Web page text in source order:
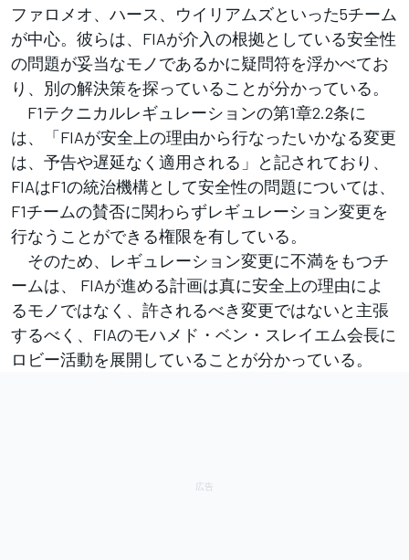
ファロメオ、ハース、ウイリアムズといった5チーム
が中心。彼らは、FIAが介入の根拠としている安全性
の問題が妥当なモノであるかに疑問符を浮かべてお
り、別の解決策を探っていることが分かっている。
F1テクニカルレギュレーションの第1章2.2条に
は、「FIAが安全上の理由から行なったいかなる変更
は、予告や遅延なく適用される」と記されており、
FIAはF1の統治機構として安全性の問題については、
F1チームの賛否に関わらずレギュレーション変更を
行なうことができる権限を有している。
そのため、レギュレーション変更に不満をもつチ
ームは、 FIAが進める計画は真に安全上の理由によ
るモノではなく、許されるべき変更ではないと主張
するべく、FIAのモハメド・ベン・スレイエム会長に
ロビー活動を展開していることが分かっている。